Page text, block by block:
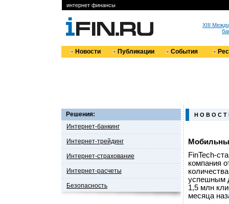
интернет финансы
XIII
Новости Публикации События
Решения:
Интернет-банкинг
Интернет-трейдинг
Интернет-страхование
Интернет-расчеты
Безопасность
Н О В О С Т
FinTech-
компания
успешным
1,5 млн
месяца